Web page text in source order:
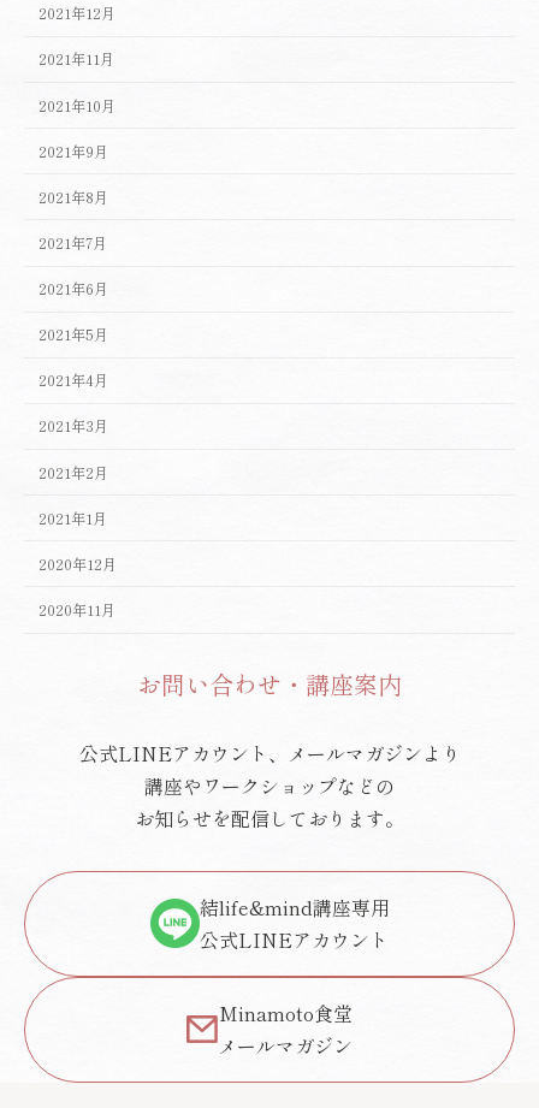
2021年12月
2021年11月
2021年10月
2021年9月
2021年8月
2021年7月
2021年6月
2021年5月
2021年4月
2021年3月
2021年2月
2021年1月
2020年12月
2020年11月
お問い合わせ・講座案内
公式LINEアカウント、メールマガジンより
講座やワークショップなどの
お知らせを配信しております。
結life&mind講座専用
公式LINEアカウント
Minamoto食堂
メールマガジン